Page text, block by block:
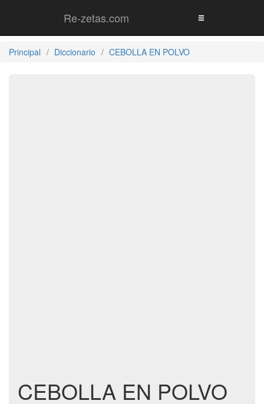
Re-zetas.com
Principal Diccionario CEBOLLA EN POLVO
CEBOLLA EN POLVO